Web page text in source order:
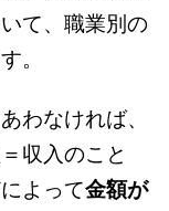
て、職業別の
。
わなければ、
収入のこと
よって金額が